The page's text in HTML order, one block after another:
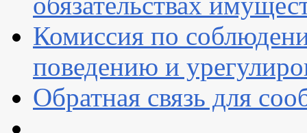
Комиссия по
поведению и
Обратная связь для